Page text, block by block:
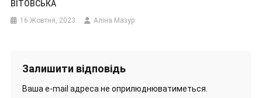
ВІТОВСЬКА
16 Жовтня, 2023 Аліна Мазур
Залишити відповідь
Ваша e-mail адреса не оприлюднюватиметься.